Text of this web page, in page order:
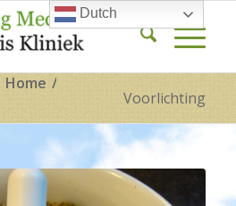
Voorlichting
Home /
Dutch